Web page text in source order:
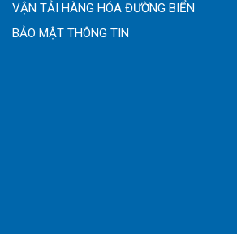
VẬN TẢI HÀNG HÓA ĐƯỜNG BIỂN
BẢO MẬT THÔNG TIN